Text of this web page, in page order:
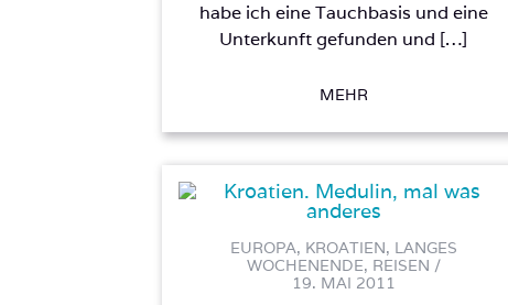
habe ich eine Tauchbasis und eine
Unterkunft gefunden und […]
MEHR
EUROPA, KROATIEN, LANGES
WOCHENENDE, REISEN /
19. MAI 2011